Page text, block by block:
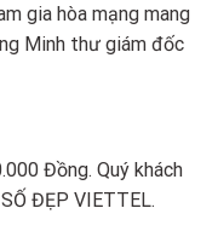
gia hòa mạng mang
Minh thư giám đốc
Đồng. Quý khách
ĐẸP VIETTEL.